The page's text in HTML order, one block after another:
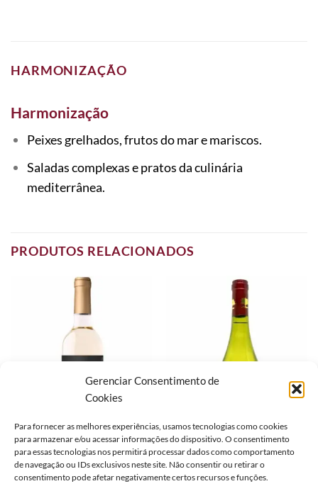
Gerenciar Consentimento de
Cookies
Para fornecer as melhores experiências, usamos tecnologias como cookies
para armazenar e/ou acessar informações do dispositivo. O consentimento
para essas tecnologias nos permitirá processar dados como comportamento
de navegação ou IDs exclusivos neste site. Não consentir ou retirar o
consentimento pode afetar negativamente certos recursos e funções.
HARMONIZAÇÃO
Harmonização
Peixes grelhados, frutos do mar e mariscos.
Saladas complexas e pratos da culinária
mediterrânea.
PRODUTOS RELACIONADOS
ALENTEJANO CHILE